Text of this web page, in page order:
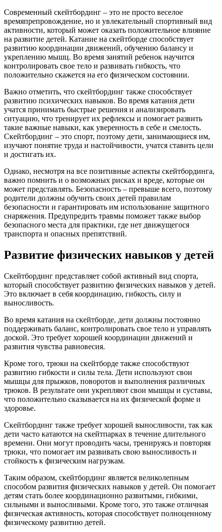
Современный скейтбординг – это не просто веселое
времяпрепровождение, но и увлекательный спортивный вид
активности, который может оказать положительное влияние
на развитие детей. Катание на скейтборде способствует
развитию координации движений, обучению балансу и
укреплению мышц. Во время занятий ребенок научится
контролировать свое тело и развивать гибкость, что
положительно скажется на его физическом состоянии.
Важно отметить, что скейтбординг также способствует
развитию психических навыков. Во время катания дети
учатся принимать быстрые решения и анализировать
ситуацию, что тренирует их рефлексы и помогает развить
такие важные навыки, как уверенность в себе и смелость.
Скейтбординг – это спорт, поэтому дети, занимающиеся им,
изучают понятие труда и настойчивости, учатся ставить цели
и достигать их.
Однако, несмотря на все позитивные аспекты скейтбординга,
важно помнить и о возможных рисках и вреде, которые он
может представлять. Безопасность – превыше всего, поэтому
родители должны обучить своих детей правилам
безопасности и гарантировать им использование защитного
снаряжения. Предупредить травмы поможет также выбор
безопасного места для практики, где нет движущегося
транспорта и опасных препятствий.
Развитие физических навыков у детей
Скейтбординг представляет собой активный вид спорта,
который способствует развитию физических навыков у детей.
Это включает в себя координацию, гибкость, силу и
выносливость.
Во время катания на скейтборде, дети должны постоянно
поддерживать баланс, контролировать свое тело и управлять
доской. Это требует хорошей координации движений и
развития чувства равновесия.
Кроме того, трюки на скейтборде также способствуют
развитию гибкости и силы тела. Дети используют свои
мышцы для прыжков, поворотов и выполнения различных
трюков. В результате они укрепляют свои мышцы и суставы,
что положительно сказывается на их физической форме и
здоровье.
Скейтбординг также требует хорошей выносливости, так как
дети часто катаются на скейтпарках в течение длительного
времени. Они могут проводить часы, тренируясь и повторяя
трюки, что помогает им развивать свою выносливость и
стойкость к физическим нагрузкам.
Таким образом, скейтбординг является великолепным
способом развития физических навыков у детей. Он помогает
детям стать более координационно развитыми, гибкими,
сильными и выносливыми. Кроме того, это также отличная
физическая активность, которая способствует полноценному
физическому развитию детей.